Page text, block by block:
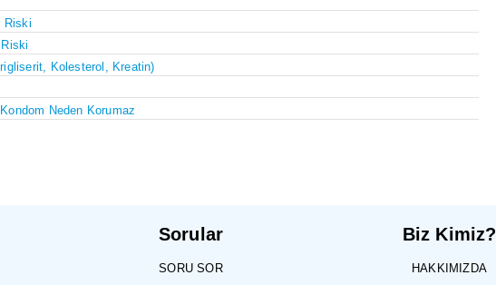
Riski
Kolesterol, Kreatin)
Neden Korumaz
Sorular
SORU SOR
Biz Kimiz?
HAKKIMIZDA